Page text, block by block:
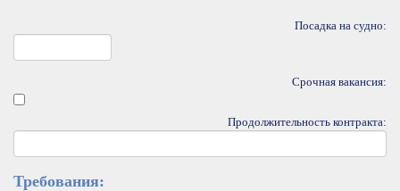
Посадка на судно:
Срочная вакансия:
Продолжительность контракта:
Требования: